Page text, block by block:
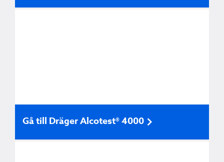
Gå till Dräger Alcotest® 4000